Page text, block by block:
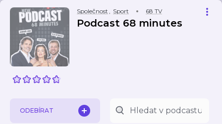
Společnost , Sport 68 TV
Podcast 68 minutes
ODEBÍRAT